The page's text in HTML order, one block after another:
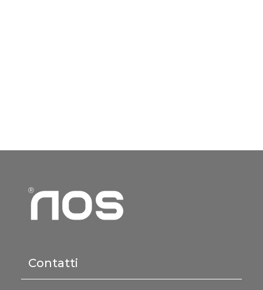
Contatti